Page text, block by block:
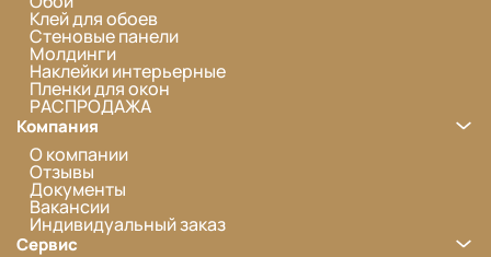
Клей для обоев
Стеновые панели
Молдинги
Наклейки интерьерные
Пленки для окон
РАСПРОДАЖА
Компания
О компании
Отзывы
Документы
Вакансии
Индивидуальный заказ
Сервис